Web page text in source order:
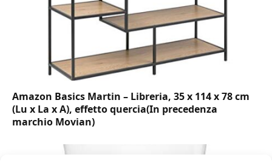
Amazon Basics Martin – Libreria, 35 x 114 x 78 cm
(Lu x La x A), effetto quercia(In precedenza
marchio Movian)